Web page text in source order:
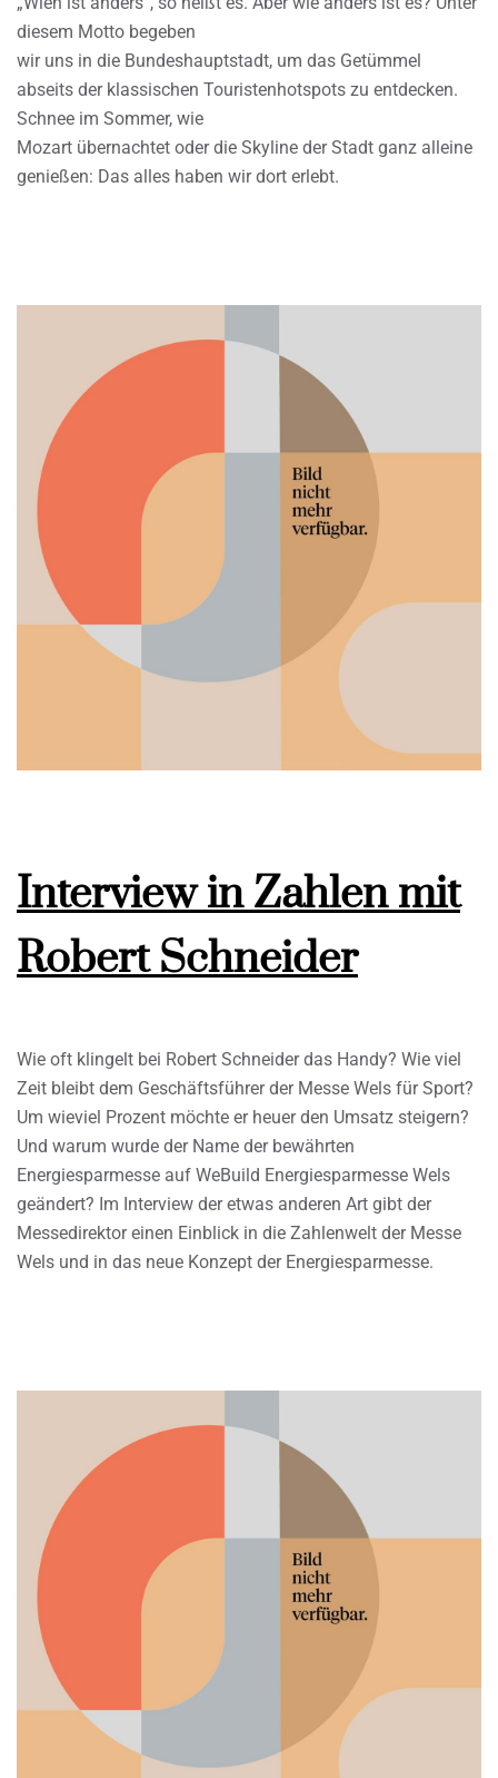
diesem Motto begeben
wir uns in die Bundeshauptstadt, um das Getümmel
abseits der klassischen Touristenhotspots zu entdecken.
Schnee im Sommer, wie
Mozart übernachtet oder die Skyline der Stadt ganz alleine
genießen: Das alles haben wir dort erlebt.
Interview in Zahlen mit
Robert Schneider
Wie oft klingelt bei Robert Schneider das Handy? Wie viel
Zeit bleibt dem Geschäftsführer der Messe Wels für Sport?
Um wieviel Prozent möchte er heuer den Umsatz steigern?
Und warum wurde der Name der bewährten
Energiesparmesse auf WeBuild Energiesparmesse Wels
geändert? Im Interview der etwas anderen Art gibt der
Messedirektor einen Einblick in die Zahlenwelt der Messe
Wels und in das neue Konzept der Energiesparmesse.